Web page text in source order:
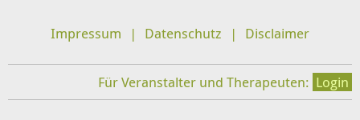
Impressum Datenschutz Disclaimer
Für Veranstalter und Therapeuten: Login